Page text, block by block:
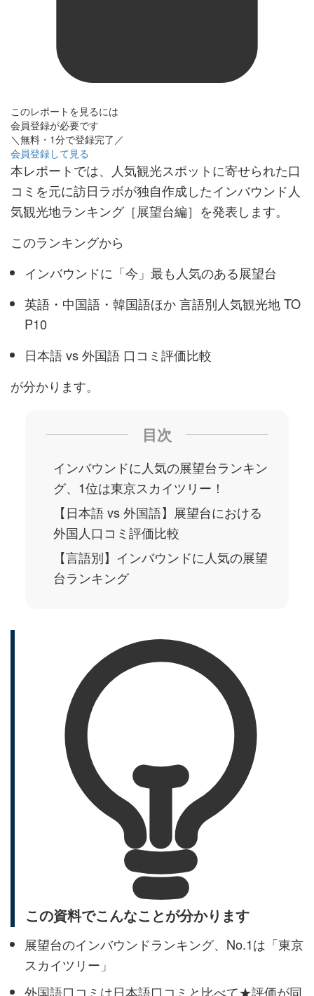
このレポートを見るには
会員登録が必要です
＼無料・1分で登録完了／
会員登録して見る
本レポートでは、人気観光スポットに寄せられた口
コミを元に訪日ラボが独自作成したインバウンド人
気観光地ランキング［展望台編］を発表します。
このランキングから
インバウンドに「今」最も人気のある展望台
英語・中国語・韓国語ほか 言語別人気観光地 TO
P10
日本語 vs 外国語 口コミ評価比較
が分かります。
目次
インバウンドに人気の展望台ランキン
グ、1位は東京スカイツリー！
【日本語 vs 外国語】展望台における
外国人口コミ評価比較
【言語別】インバウンドに人気の展望
台ランキング
この資料でこんなことが分かります
展望台のインバウンドランキング、No.1は「東京
スカイツリー」
外国語口コミは日本語口コミと比べて★評価が同